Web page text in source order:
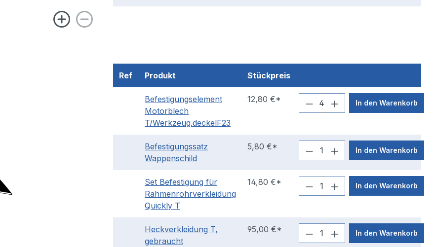
Ref Produkt Stückpreis
Befestigungselement
Motorblech
T/Werkzeug.deckelF23
12,80 €* In den Warenkorb
Befestigungssatz
Wappenschild
5,80 €* In den Warenkorb
Set Befestigung für
Rahmenrohrverkleidung
Quickly T
14,80 €* In den Warenkorb
Heckverkleidung T,
gebraucht
95,00 €* In den Warenkorb